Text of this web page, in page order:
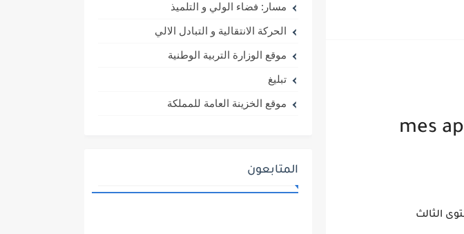
مسار: فضاء الولي و التلميذ
الحركة الانتقالية و التبادل الالي
موقع الوزارة التربية الوطنية
تبليغ
موقع الخزينة العامة للمملكة
المتابعون